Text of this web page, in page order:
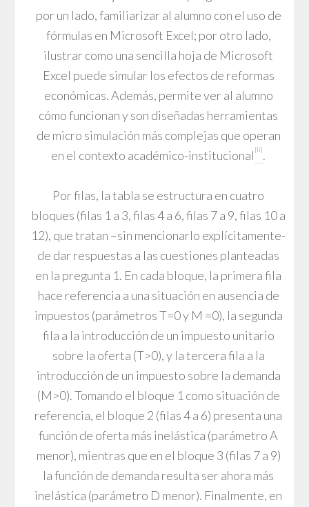
por un lado, familiarizar al alumno con el uso de
fórmulas en Microsoft Excel; por otro lado,
ilustrar como una sencilla hoja de Microsoft
Excel puede simular los efectos de reformas
económicas. Además, permite ver al alumno
cómo funcionan y son diseñadas herramientas
de micro simulación más complejas que operan
en el contexto académico-institucional [ii].
Por filas, la tabla se estructura en cuatro
bloques (filas 1 a 3, filas 4 a 6, filas 7 a 9, filas 10 a
12), que tratan –sin mencionarlo explícitamente-
de dar respuestas a las cuestiones planteadas
en la pregunta 1. En cada bloque, la primera fila
hace referencia a una situación en ausencia de
impuestos (parámetros T=0 y M =0), la segunda
fila a la introducción de un impuesto unitario
sobre la oferta (T>0), y la tercera fila a la
introducción de un impuesto sobre la demanda
(M>0). Tomando el bloque 1 como situación de
referencia, el bloque 2 (filas 4 a 6) presenta una
función de oferta más inelástica (parámetro A
menor), mientras que en el bloque 3 (filas 7 a 9)
la función de demanda resulta ser ahora más
inelástica (parámetro D menor). Finalmente, en